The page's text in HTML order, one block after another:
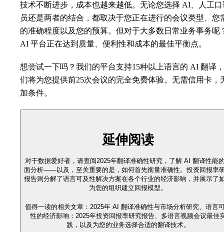
技术不断进步，成本也越来越低。无论您选择 AI、人工口
员还是两者的结合，都取决于您正在进行的会议类型、您
的准确程度以及您的预算。但对于大多数日常业务事务呢
AI 平台正在达到质量、便利性和成本的最佳平衡点。
想尝试一下吗？我们的平台支持15种以上语言的 AI 翻译
们将为您提供前25次会议的完全免费体验。无需信用卡，
加条件。
延伸阅读
对于数据爱好者，请查阅2025年翻译准确性研究，了解 AI 翻译性能
面分析——以及，至关重要的是，如何首先衡量准确性。投资回报率
报告则分解了语言可及性解决方案在各个行业的经济影响，并展示了
为您的组织建立回报模型。
值得一读的相关文章：2025年 AI 翻译准确性与市场分析研究、语言
性的经济影响：2025年投资回报率研究报告、多语言视频会议最佳
践，以及为您的业务选择合适的翻译技术。